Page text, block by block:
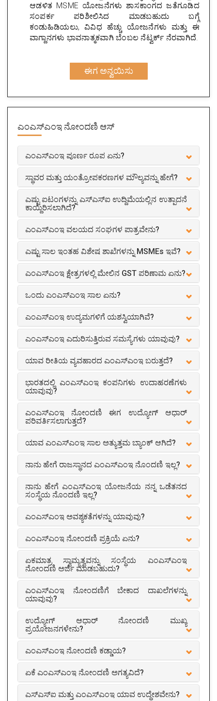
ಆಡಳಿತ MSME ಯೋಜನೆಗಳು ಶಾಸಕಾಂಗದ ಜತೆಗೂಡಿದ
ಸಂಪರ್ಕ ಪರಿಶೀಲಿಸಿದ ಮಾಡಬಹುದು ಬಗ್ಗೆ
ಕಂಡುಹಿಡಿಯಲು, ವಿವಿಧ ಹೆಚ್ಚು ಯೋಜನೆಗಳು ಮತ್ತು ಈ
ವಾಗ್ದಾನಗಳು ಭಾವನಾತ್ಮಕವಾಗಿ ಬೆಂಬಲ ನೆಟ್ವರ್ಕ್ ನೆರವಾಗಿದೆ.
ಈಗ ಅನ್ವಯಿಸು
ಎಂಎಸ್ಎಂಇ ನೋಂದಣಿ ಆಸ್
ಎಂಎಸ್ಎಂಇ ಪೂರ್ಣ ರೂಪ ಏನು?
ಸ್ಥಾವರ ಮತ್ತು ಯಂತ್ರೋಪಕರಣಗಳ ಮೌಲ್ಯವನ್ನು ಹೇಗೆ?
ಎಷ್ಟು ಐಟಂಗಳನ್ನು ಎಸ್ಎಸ್ಐ ಉದ್ದಿಮೆಯಲ್ಲಿನ ಉತ್ಪಾದನೆ
ಕಾಯ್ದಿರಿಸಲಾಗಿದೆ?
ಎಂಎಸ್ಎಂಇ ವಲಯದ ಸಂಘಗಳ ಪಾತ್ರವೇನು?
ಎಷ್ಟು ಸಾಲ ಇಂತಹ ವಿಶೇಷ ಶಾಖೆಗಳನ್ನು MSMEs ಇವೆ?
ಎಂಎಸ್ಎಂಇ ಕ್ಷೇತ್ರಗಳಲ್ಲಿ ಮೇಲಿನ GST ಪರಿಣಾಮ ಏನು?
ಒಂದು ಎಂಎಸ್ಎಂಇ ಸಾಲ ಏನು?
ಎಂಎಸ್ಎಂಇ ಉದ್ಯಮಗಳಿಗೆ ಯಶಸ್ವಿಯಾಗಿವೆ?
ಎಂಎಸ್ಎಂಇ ಎದುರಿಸುತ್ತಿರುವ ಸಮಸ್ಯೆಗಳು ಯಾವುವು?
ಯಾವ ರೀತಿಯ ವ್ಯವಹಾರದ ಎಂಎಸ್ಎಂಇ ಬರುತ್ತದೆ?
ಭಾರತದಲ್ಲಿ ಎಂಎಸ್ಎಂಇ ಕಂಪನಿಗಳು ಉದಾಹರಣೆಗಳು
ಯಾವುವು?
ಎಂಎಸ್ಎಂಇ ನೋಂದಣಿ ಈಗ ಉದ್ಯೋಗ್ ಆಧಾರ್
ಪರಿವರ್ತಿಸಲಾಗುತ್ತದೆ?
ಯಾವ ಎಂಎಸ್ಎಂಇ ಸಾಲ ಅತ್ಯುತ್ತಮ ಬ್ಯಾಂಕ್ ಆಗಿದೆ?
ನಾನು ಹೇಗೆ ರಾಜಸ್ಥಾನದ ಎಂಎಸ್ಎಂಇ ನೊಂದಣಿ ಇಲ್ಲ?
ನಾನು ಹೇಗೆ ಎಂಎಸ್ಎಂಇ ಯೋಜನೆಯ ನನ್ನ ಒಡೆತನದ
ಸಂಸ್ಥೆಯ ನೊಂದಣಿ ಇಲ್ಲ?
ಎಂಎಸ್ಎಂಇ ಅವಶ್ಯಕತೆಗಳನ್ನು ಯಾವುವು?
ಎಂಎಸ್ಎಂಇ ನೋಂದಣಿ ಪ್ರಕ್ರಿಯೆ ಏನು?
ಏಕಮಾತ್ರ ಸ್ವಾಮ್ಯತ್ವವನ್ನು ಸಂಸ್ಥೆಯ ಎಂಎಸ್ಎಂಇ
ನೋಂದಣಿ ಅರ್ಜಿ ಮಾಡಬಹುದು?
ಎಂಎಸ್ಎಂಇ ನೋಂದಣಿಗೆ ಬೇಕಾದ ದಾಖಲೆಗಳನ್ನು
ಯಾವುವು?
ಉದ್ಯೋಗ್ ಆಧಾರ್ ನೋಂದಣಿ ಮುಖ್ಯ
ಪ್ರಯೋಜನಗಳೇನು?
ಎಂಎಸ್ಎಂಇ ನೋಂದಣಿ ಕಡ್ಡಾಯ?
ಏಕೆ ಎಂಎಸ್ಎಂಇ ನೋಂದಣಿ ಅಗತ್ಯವಿದೆ?
ಎಸ್ಎಸ್ಐ ಮತ್ತು ಎಂಎಸ್ಎಂಇ ಯಾವ ಉದ್ಧೇಶವೇನು?